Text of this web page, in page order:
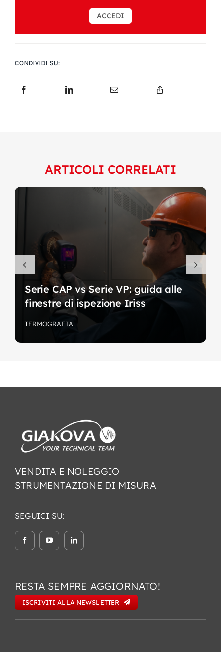
CONDIVIDI SU:
ACCEDI
ARTICOLI CORRELATI
Serie CAP vs Serie VP: guida alle
finestre di ispezione Iriss
TERMOGRAFIA
VENDITA E NOLEGGIO
STRUMENTAZIONE DI MISURA
SEGUICI SU:
RESTA SEMPRE AGGIORNATO!
ISCRIVITI ALLA NEWSLETTER